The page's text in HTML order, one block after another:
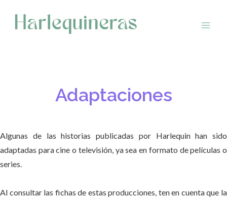
contenido
Adaptaciones
Algunas de las historias publicadas por Harlequin han sido
adaptadas para cine o televisión, ya sea en formato de películas o
series.
Al consultar las fichas de estas producciones, ten en cuenta que la